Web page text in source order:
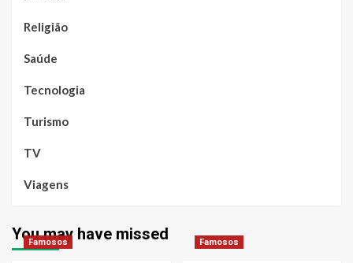
Religião
Saúde
Tecnologia
Turismo
TV
Viagens
You may have missed
Famosos Famosos